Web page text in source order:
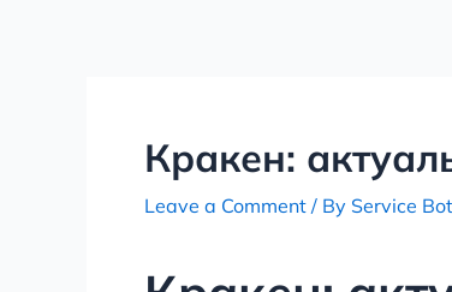
Кракен:
Leave a Comment / By Service Bot